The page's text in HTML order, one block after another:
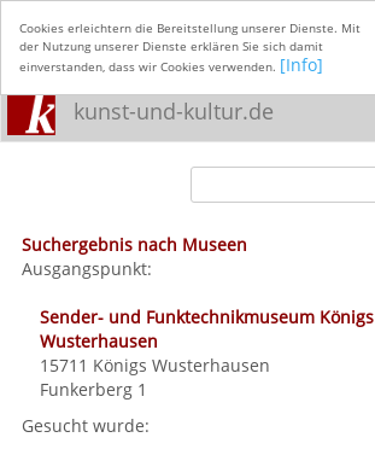
Cookies erleichtern die Bereitstellung unserer Dienste. Mit
der Nutzung unserer Dienste erklären Sie sich damit
einverstanden, dass wir Cookies verwenden. [Info]
kunst-und-kultur.de
Suchergebnis nach Museen
Ausgangspunkt:
Sender- und Funktechnikmuseum Königs
Wusterhausen
15711 Königs Wusterhausen
Funkerberg 1
Gesucht wurde: